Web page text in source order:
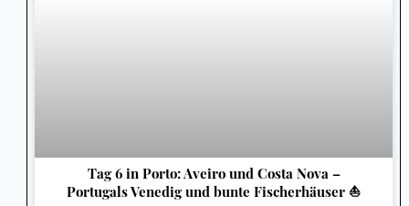
Tag 6 in Porto: Aveiro und Costa Nova –
Portugals Venedig und bunte Fischerhäuser ⛵